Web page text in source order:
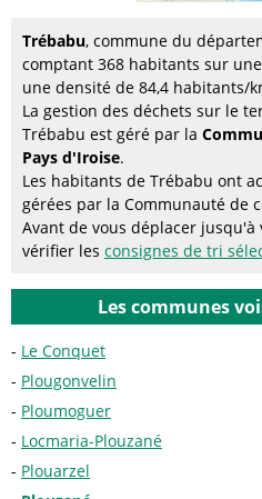
Trébabu, commune du
comptant 368 habitants sur
une densité de 84,4 habitants/
La gestion des déchets sur le
Trébabu est géré par la
Pays d'Iroise.
Les habitants de Trébabu ont
gérées par la Communauté de
Avant de vous déplacer
vérifier les consignes de tri
Les communes
Le Conquet
Plougonvelin
Ploumoguer
Locmaria-Plouzané
Plouarzel